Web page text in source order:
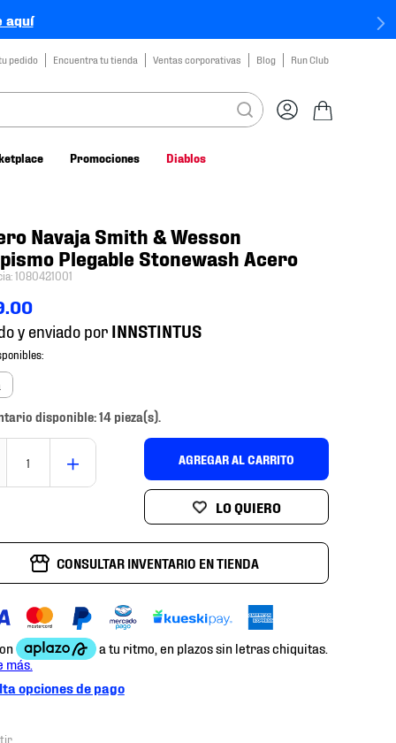
aquí
pedido Encuentra tu tienda Ventas corporativas Blog Run Club
Promociones Diablos
Navaja Smith & Wesson
Plegable Stonewash Acero
:1080421001
.00
y enviado por
disponible: 14 pieza(s).
＋ AGREGAR AL CARRITO
CONSULTAR INVENTARIO EN TIENDA
opciones de pago